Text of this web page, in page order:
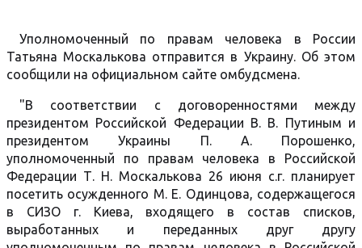
Уполномоченный по правам человека в России
Татьяна Москалькова отправится в Украину. Об этом
сообщили на официальном сайте омбудсмена.
"В соответствии с договоренностями между
президентом Российской Федерации В. В. Путиным и
президентом Украины П. А. Порошенко,
уполномоченный по правам человека в Российской
Федерации Т. Н. Москалькова 26 июня с.г. планирует
посетить осужденного М. Е. Одинцова, содержащегося
в СИЗО г. Киева, входящего в состав списков,
выработанных и переданных друг другу